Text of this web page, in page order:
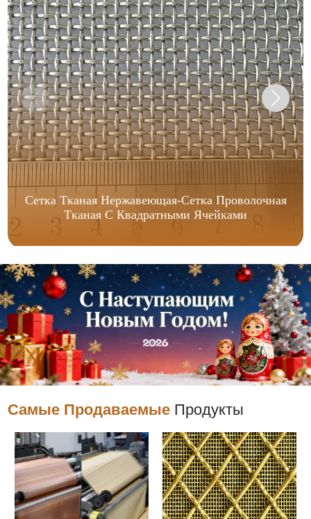
Сетка Тканая Нержавеющая-Сетка Проволочная
Тканая С Квадратными Ячейками
Самые Продаваемые Продукты